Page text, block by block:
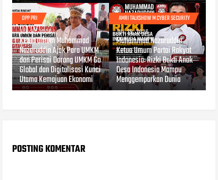
DPP PRI
JUL 30, 2026
Ketua Umum Muhammad
Nazaruddin Ajak Para UMKM
dan Perisai Dorong UMKM Go
Global dan Digitalisasi Kunci
Utama Kemajuan Ekonomi
AMRI TALKSHOW M CYBER SECURITY
JUL 29, 2026
Muhammad Nazaruddin
Ketua Umum Partai Rakyat
Indonesia: Rizki Bukti Anak
Desa Indonesia Mampu
Menggemparkan Dunia
POSTING KOMENTAR